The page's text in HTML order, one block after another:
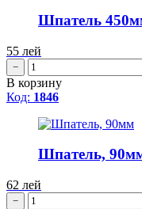
Шпатель
55 лей
−
В корзину
Код: 1846
Шпатель,
62 лей
−